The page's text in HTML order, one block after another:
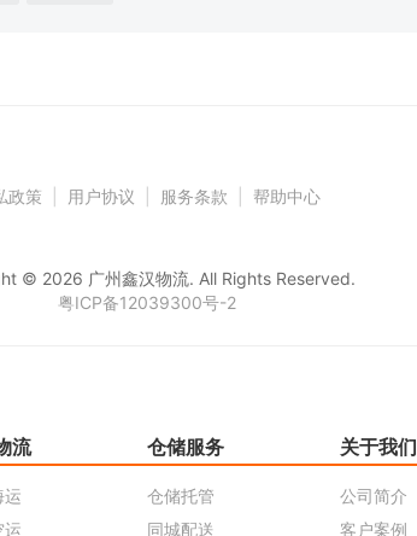
政策 用户协议 服务条款 帮助中心
© 2026 广州鑫汉物流. All Rights Reserved.
粤ICP备12039300号-2
流
运
运
仓储服务
仓储托管
同城配送
关于我们
公司简介
客户案例